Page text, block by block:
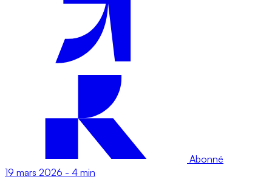
Abonné
19 mars 2026 - 4 min